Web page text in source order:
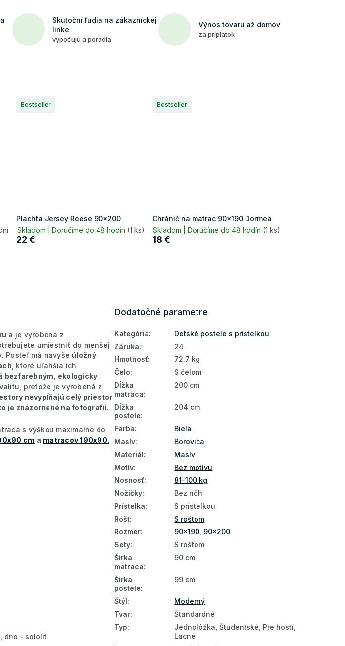
Skutoční ľudia na zákazníckej
linke
vypočujú a poradia
Výnos tovaru až domov
za príplatok
Bestseller
Plachta Jersey Reese 90x200
Skladom | Doručíme do 48 hodín (1 ks)
22 €
Bestseller
Chránič na matrac 90x190 Dormea
Skladom | Doručíme do 48 hodín (1 ks)
18 €
a je vyrobená z
umiestniť do menšej
Posteľ má navyše úložný
, ktoré uľahšia ich
bezfarebným, ekologicky
pretože je vyrobená z
nevypĺňajú celý priestor
je znázornené na fotografii.
s výškou maximálne do
cm a matracov 190x90.
dno - sololit
Dodatočné parametre
Kategória:
Detské postele s prístelkou
Záruka:
24
Hmotnosť:
72.7 kg
Čelo:
S čelom
Dĺžka
matraca:
200 cm
Dĺžka
postele:
204 cm
Farba:
Biela
Masív:
Borovica
Materiál:
Masív
Motív:
Bez motívu
Nosnosť:
81-100 kg
Nožičky:
Bez nôh
Prístelka:
S prístelkou
Rošt:
S roštom
Rozmer: 90x190 90x200
Sety:
S roštom
Šírka
matraca:
90 cm
Šírka
postele:
99 cm
Štýl:
Moderný
Tvar:
Štandardné
Typ:
Jednolôžka, Študentské, Pre hostí,
Lacné